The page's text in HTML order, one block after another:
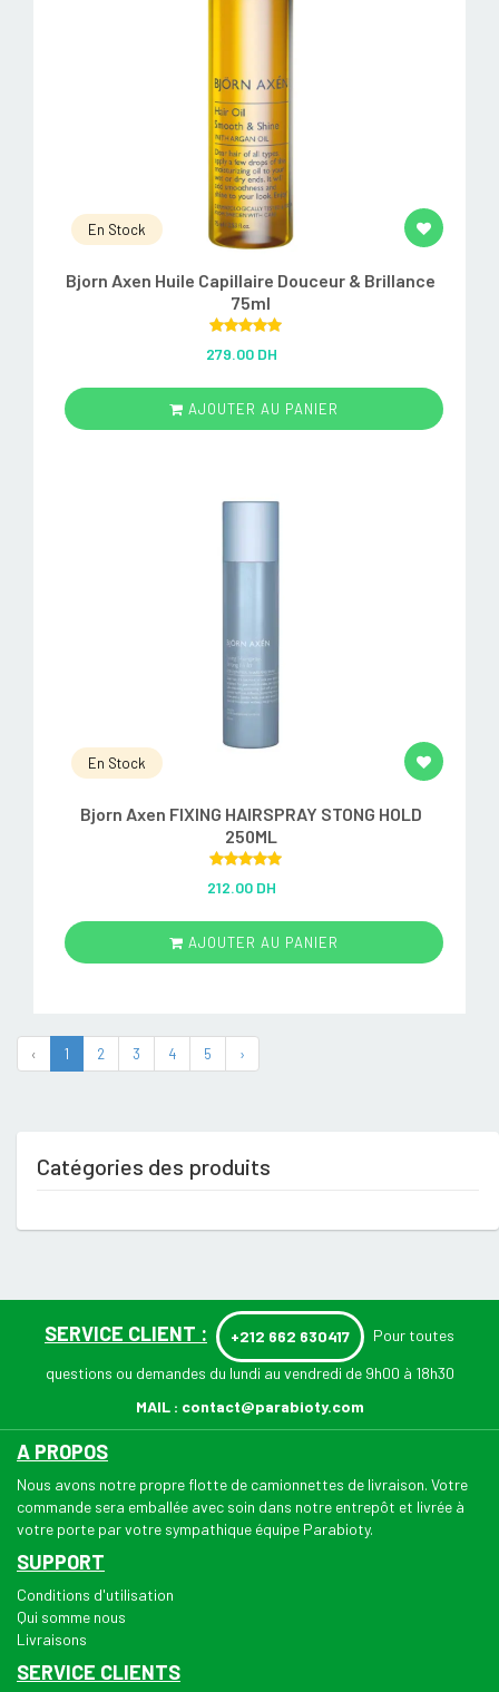
En Stock
Bjorn Axen Huile Capillaire Douceur & Brillance
75ml
out of 5
279.00 DH
AJOUTER AU PANIER
En Stock
Bjorn Axen FIXING HAIRSPRAY STONG HOLD
250ML
out of 5
212.00 DH
AJOUTER AU PANIER
‹ 1 2 3 4 5 ›
Catégories des produits
SERVICE CLIENT : +212 662 630417 Pour toutes
questions ou demandes du lundi au vendredi de 9h00 à 18h30
MAIL : contact@parabioty.com
A PROPOS
Nous avons notre propre flotte de camionnettes de livraison. Votre
commande sera emballée avec soin dans notre entrepôt et livrée à
votre porte par votre sympathique équipe Parabioty.
SUPPORT
Conditions d'utilisation
Qui somme nous
Livraisons
SERVICE CLIENTS